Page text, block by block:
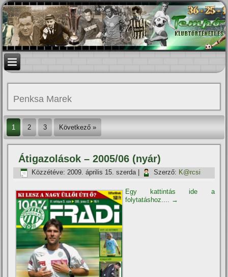
Penksa Marek
1 2 3 Következő »
Átigazolások – 2005/06 (nyár)
Közzétéve: 2009. április 15. szerda| Szerző: K@rcsi
Egy kattintás ide a
folytatáshoz.... →